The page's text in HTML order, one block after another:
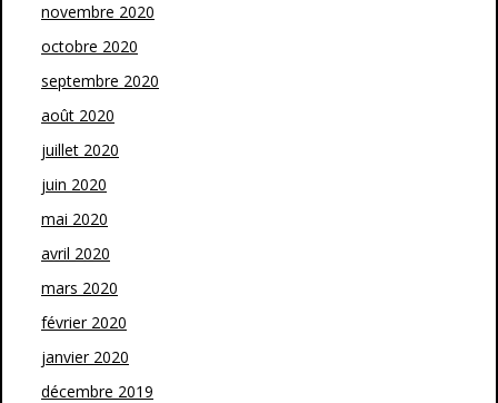
novembre 2020
octobre 2020
septembre 2020
août 2020
juillet 2020
juin 2020
mai 2020
avril 2020
mars 2020
février 2020
janvier 2020
décembre 2019